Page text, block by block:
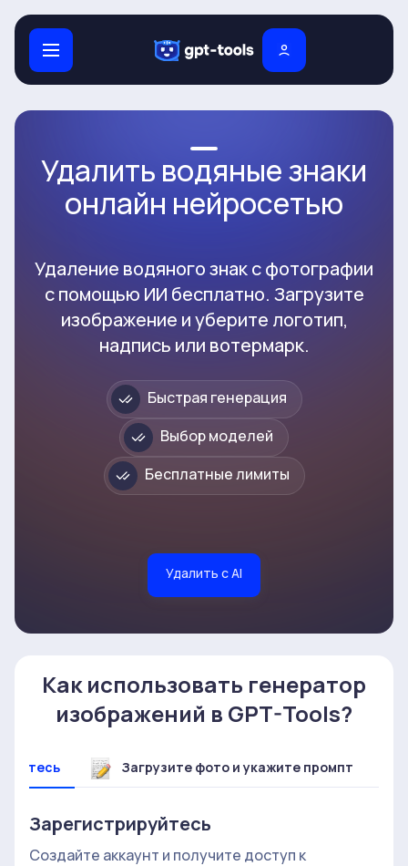
Удалить водяные знаки
онлайн нейросетью
Удаление водяного знак с фотографии
с помощью ИИ бесплатно. Загрузите
изображение и уберите логотип,
надпись или вотермарк.
Быстрая генерация
Выбор моделей
Бесплатные лимиты
Удалить с AI
Как использовать генератор
изображений в GPT-Tools?
Загрузите фото и укажите промпт
Зарегистрируйтесь
Создайте аккаунт и получите доступ к